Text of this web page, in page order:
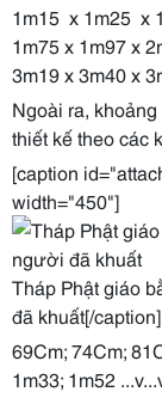
1m15 x 1m25 x
1m75 x 1m97 x
3m19 x 3m40 x
Ngoài ra,
thiết kế theo các
[caption
width="450"]
Tháp Phật giáo
đã khuất[/caption]
69Cm; 74Cm;
1m33; 1m52